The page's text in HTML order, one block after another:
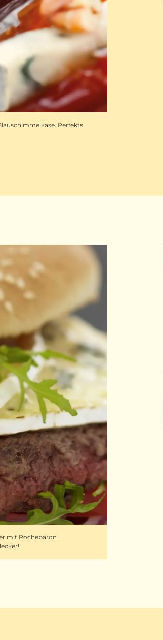
Perfekts
mit Rochebaron